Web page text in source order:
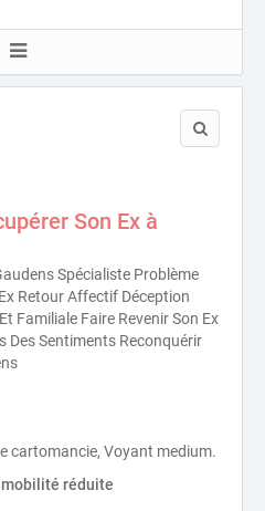
Son Ex à
Spécialiste Problème
Retour Affectif Déception
Familiale Faire Revenir Son Ex
Des Sentiments Reconquérir
cartomancie, Voyant medium.
mobilité réduite